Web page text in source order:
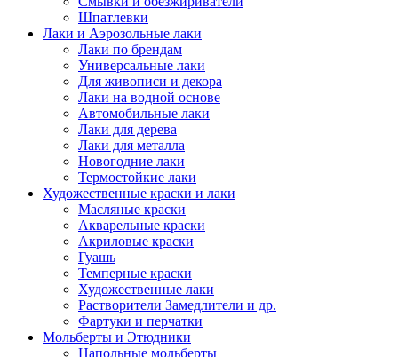
Шпатлевки
Лаки и Аэрозольные лаки
Лаки по брендам
Универсальные лаки
Для живописи и декора
Лаки на водной основе
Автомобильные лаки
Лаки для дерева
Лаки для металла
Новогодние лаки
Термостойкие лаки
Художественные краски и лаки
Масляные краски
Акварельные краски
Акриловые краски
Гуашь
Темперные краски
Художественные лаки
Растворители Замедлители и др.
Фартуки и перчатки
Мольберты и Этюдники
Напольные мольберты